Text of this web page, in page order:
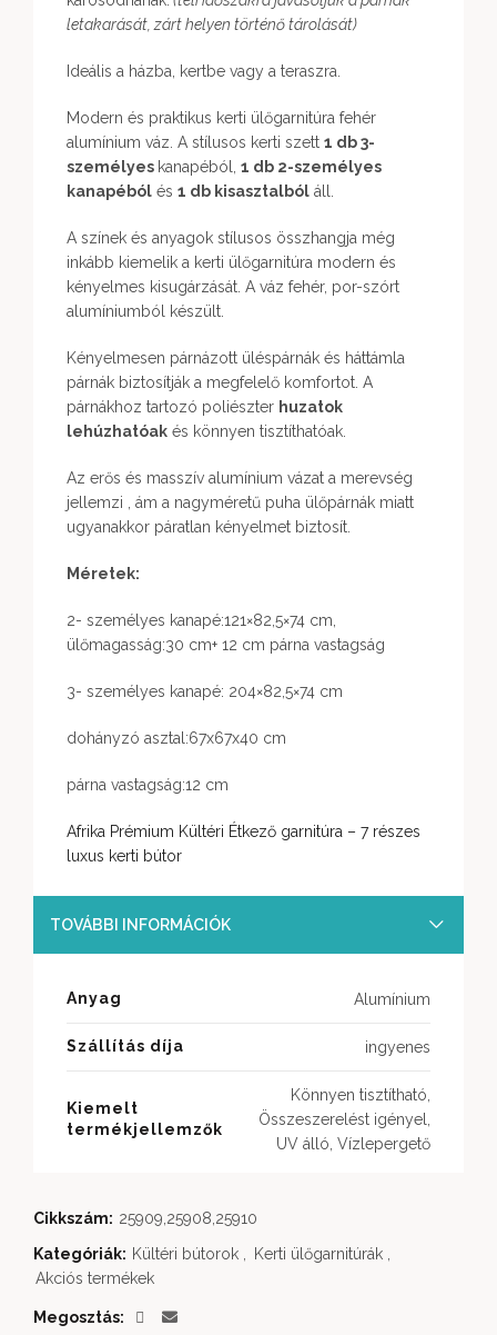
letakarását, zárt helyen történő tárolását)
Ideális a házba, kertbe vagy a teraszra.
Modern és praktikus kerti ülőgarnitúra fehér
alumínium váz. A stílusos kerti szett 1 db 3-
személyes kanapéból, 1 db 2-személyes
kanapéból és 1 db kisasztalból áll.
A színek és anyagok stílusos összhangja még
inkább kiemelik a kerti ülőgarnitúra modern és
kényelmes kisugárzását. A váz fehér, por-szórt
alumíniumból készült.
Kényelmesen párnázott üléspárnák és háttámla
párnák biztosítják a megfelelő komfortot. A
párnákhoz tartozó poliészter huzatok
lehúzhatóak és könnyen tisztíthatóak.
Az erős és masszív alumínium vázat a merevség
jellemzi , ám a nagyméretű puha ülőpárnák miatt
ugyanakkor páratlan kényelmet biztosít.
Méretek:
2- személyes kanapé:121×82,5×74 cm,
ülőmagasság:30 cm+ 12 cm párna vastagság
3- személyes kanapé: 204×82,5×74 cm
dohányzó asztal:67x67x40 cm
párna vastagság:12 cm
Afrika Prémium Kültéri Étkező garnitúra – 7 részes
luxus kerti bútor
TOVÁBBI INFORMÁCIÓK
Anyag Alumínium
Szállítás díja ingyenes
Kiemelt
termékjellemzők
Könnyen tisztítható,
Összeszerelést igényel,
UV álló, Vízlepergető
Cikkszám: 25909,25908,25910
Kategóriák: Kültéri bútorok Kerti ülőgarnitúrák
Akciós termékek
Megosztás